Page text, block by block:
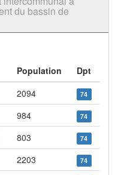
du bassin de
Population
Dpt
2094 74
984 74
803 74
2203 74